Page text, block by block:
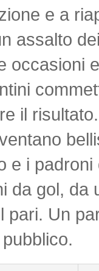
e a
assalto
occasioni
il risultato.
e i
da gol, da
pari. Un